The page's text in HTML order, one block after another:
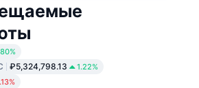
₽5,324,798.13 1.22%